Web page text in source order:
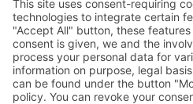
© TC Bernhausen e.V. 2016 - 2026